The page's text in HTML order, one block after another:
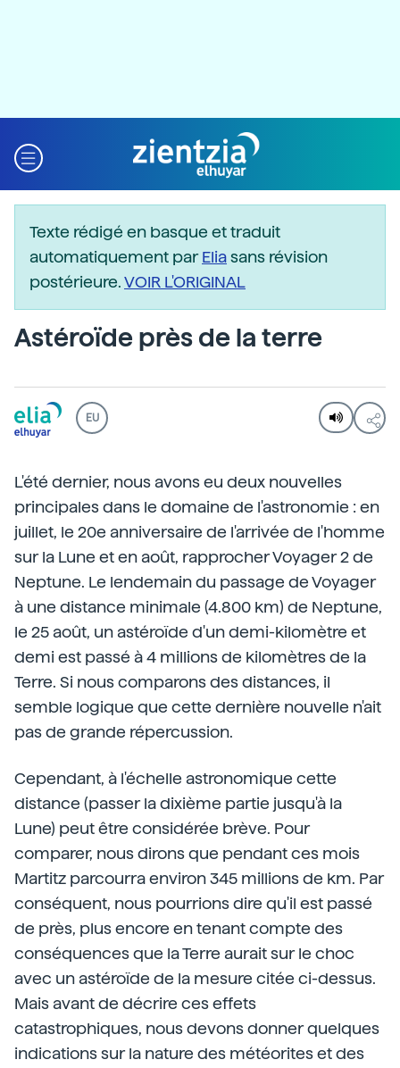
Texte rédigé en basque et traduit
automatiquement parEliasans révision
postérieure.VOIR L'ORIGINAL
Astéroïde près de la terre
EU
L'été dernier, nous avons eu deux nouvelles
principales dans le domaine de l'astronomie : en
juillet, le 20e anniversaire de l'arrivée de l'homme
sur la Lune et en août, rapprocher Voyager 2 de
Neptune. Le lendemain du passage de Voyager
à une distance minimale (4.800 km) de Neptune,
le 25 août, un astéroïde d'un demi-kilomètre et
demi est passé à 4 millions de kilomètres de la
Terre. Si nous comparons des distances, il
semble logique que cette dernière nouvelle n'ait
pas de grande répercussion.
Cependant, à l'échelle astronomique cette
distance (passer la dixième partie jusqu'à la
Lune) peut être considérée brève. Pour
comparer, nous dirons que pendant ces mois
Martitz parcourra environ 345 millions de km. Par
conséquent, nous pourrions dire qu'il est passé
de près, plus encore en tenant compte des
conséquences que la Terre aurait sur le choc
avec un astéroïde de la mesure citée ci-dessus.
Mais avant de décrire ces effets
catastrophiques, nous devons donner quelques
indications sur la nature des météorites et des